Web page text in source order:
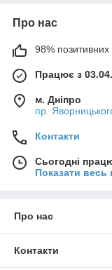
Про нас
98% позитивних
Працює з
м. Дніпро
пр.
Контакти
Сьогодні
Показати весь
Про нас
Контакти